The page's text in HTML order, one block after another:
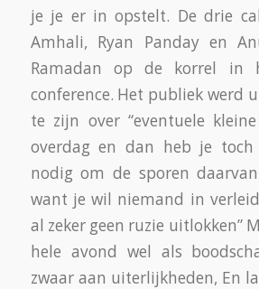
Deze wordt gezien als een
woning van de profeet.
daar is er een Imam in
daarbuiten, die op alle
geven. Het is dus echt een
kleine Hadj. Ze is ook op
de profeet zich heeft
”Hira Nur”. Op de top
regelmatig te mediteren.
enige waar hij ongestoord tot
Toegerust met veel meer